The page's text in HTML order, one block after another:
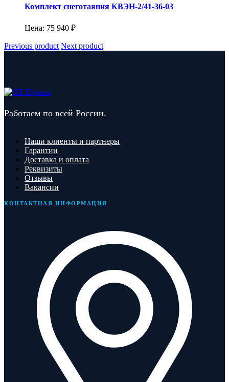
Комплект снеготаяния КВЭН-2/41-36-03
Цена: 75 940 ₽
Previous product Next product
Работаем по всей России.
Наши клиенты и партнеры
Гарантии
Доставка и оплата
Реквизиты
Отзывы
Вакансии
КОНТАКТНАЯ ИНФОРМАЦИЯ